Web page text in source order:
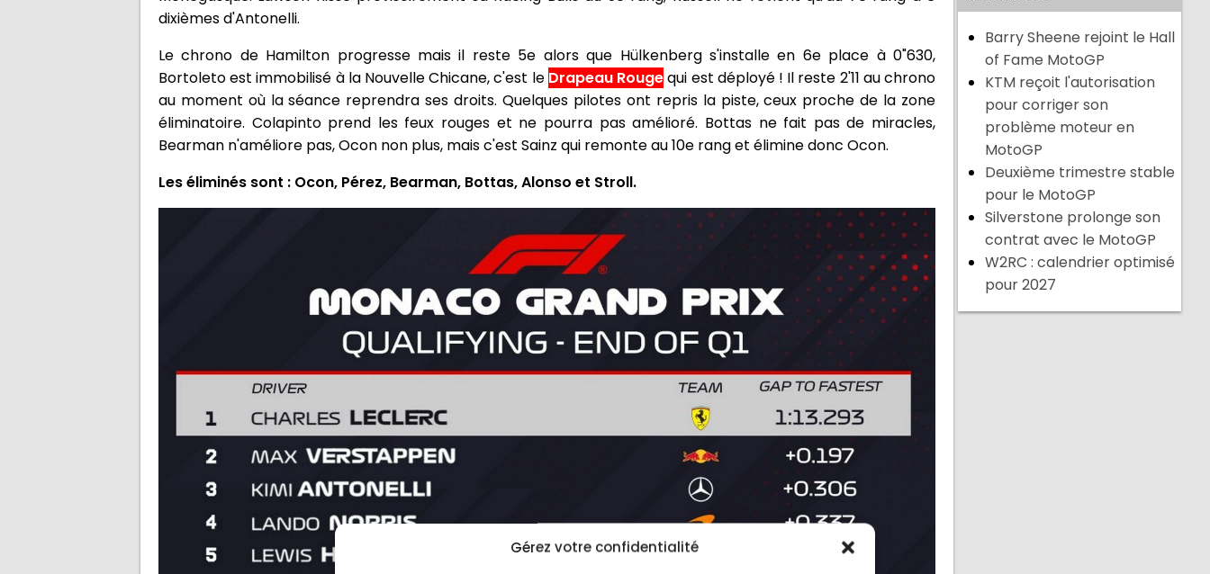
Gérez votre confidentialité
dixièmes d'Antonelli.
Le chrono de Hamilton progresse mais il reste 5e alors que Hülkenberg s'installe en 6e place à 0"630,
Bortoleto est immobilisé à la Nouvelle Chicane, c'est le Drapeau Rougequi est déployé ! Il reste 2'11 au chrono
au moment où la séance reprendra ses droits. Quelques pilotes ont repris la piste, ceux proche de la zone
éliminatoire. Colapinto prend les feux rouges et ne pourra pas amélioré. Bottas ne fait pas de miracles,
Bearman n'améliore pas, Ocon non plus, mais c'est Sainz qui remonte au 10e rang et élimine donc Ocon.
Les éliminés sont : Ocon, Pérez, Bearman, Bottas, Alonso et Stroll.
Barry Sheene rejoint le Hall
of Fame MotoGP
KTM reçoit l'autorisation
pour corriger son
problème moteur en
MotoGP
Deuxième trimestre stable
pour le MotoGP
Silverstone prolonge son
contrat avec le MotoGP
W2RC : calendrier optimisé
pour 2027